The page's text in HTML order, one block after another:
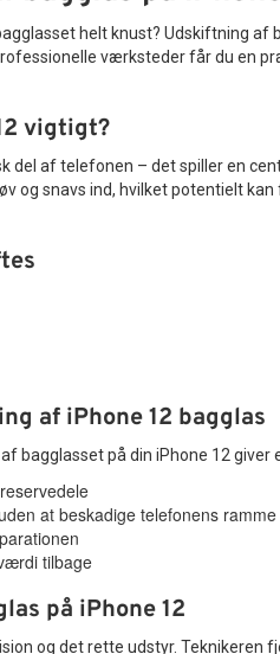
helt knust? Udskiftning
værksteder får du en
vigtigt?
del af telefonen – det spiller en
og snavs ind, hvilket potentielt
af iPhone 12 bagglas
bagglasset på din iPhone 12 giver
at beskadige telefonens ramme
tilbage
på iPhone 12
og det rette udstyr.